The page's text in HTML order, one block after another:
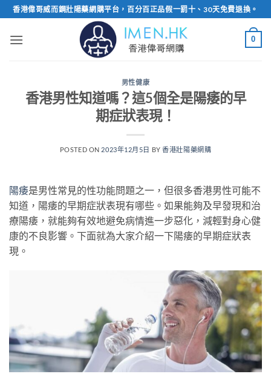
Skip
to
content
香港偉哥威而鋼壯陽藥網購平台，百分百正品假一罰十、30天免費退換。
0
男性健康
香港男性知道嗎？這5個全是陽痿的早
期症狀表現！
POSTED ON 2023年12月5日 BY香港壯陽藥網購
陽痿是男性常見的性功能問題之一，但很多香港男性可能不
知道，陽痿的早期症狀表現有哪些。如果能夠及早發現和治
療陽痿，就能夠有效地避免病情進一步惡化，減輕對身心健
康的不良影響。下面就為大家介紹一下陽痿的早期症狀表
現。